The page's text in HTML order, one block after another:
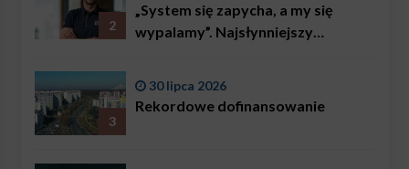
2
„System się zapycha, a my się
wypalamy”. Najsłynniejszy
problemem są nie tylko choroby
3
30 lipca 2026
Rekordowe dofinansowanie